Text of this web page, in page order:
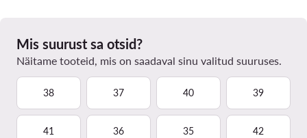
Mis suurust sa otsid?
Näitame tooteid, mis on saadaval sinu valitud suuruses.
38 37 40 39
41 36 35 42